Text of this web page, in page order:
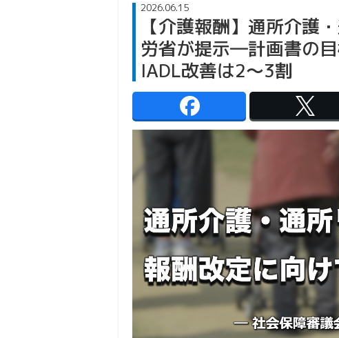
2026.06.15
【介護報酬】通所介護
労省が提示―計画書の
IADL改善は2〜3割